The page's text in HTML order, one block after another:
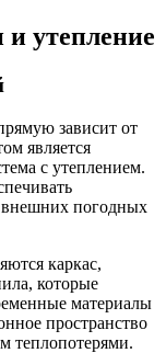
утепление
зависит от
является
с утеплением.
внешних погодных
каркас,
которые
материалы
пространство
теплопотерями.